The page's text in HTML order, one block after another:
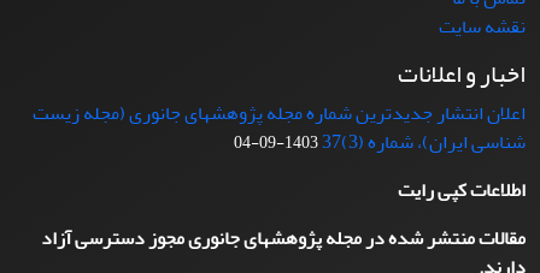
نقشه سایت
اخبار و اعلانات
اعلان انتشار جدیدترین شماره مجله پژوهشهای جانوری (مجله زیست
شناسی ایران)، شماره (3)37
1403-09-04
اطلاعات کپی رایت
مقالات منتشر شده در مجله پژوهشهای جانوری مجوز دسترسی آزاد